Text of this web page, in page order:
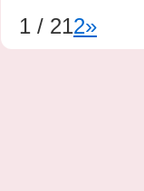
1 / 212»